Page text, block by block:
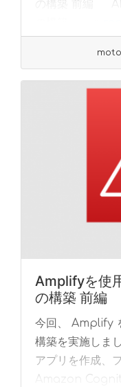
の構築 前編
Amplifyを使
の構築 前編
今回、 Amplify
構築を実施しま
アプリを作成、
Amazon